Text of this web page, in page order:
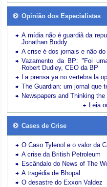
Opinião dos Especialistas
A mídia não é guardiã da
Jonathan Boddy
A crise é dos jornais e não
Vazamento da BP: "Foi
Robert Dudley, CEO da BP
La prensa ya no vertebra la
The Guardian: um jornal que
Newspapers and Thinking
Leia
Cases de Crise
O Caso Tylenol e o valor da
A crise da British Petroleum
Escândalo do News of The
A tragédia de Bhopal
O desastre do Exxon Valdez